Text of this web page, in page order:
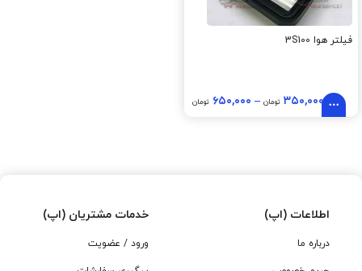
فیلتر هوا 3S100
۳۵۰,۰۰۰ تومان– ۶۵۰,۰۰۰ تومان
اطلاعات (اپ)
درباره ما
خدمات مشتریان (اپ)
ورود / عضویت